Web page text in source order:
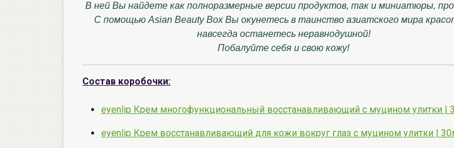
В ней Вы найдете как полноразмерные версии продуктов, так и миниатюры,
С помощью Asian Beauty Box Вы окунетесь в таинство азиатского мира
навсегда останетесь неравнодушной!
Побалуйте себя и свою кожу!
Состав коробочки:
eyenlip Крем многофункциональный восстанавливающий с муцином улитки |
eyenlip Крем восстанавливающий для кожи вокруг глаз с муцином улитки |